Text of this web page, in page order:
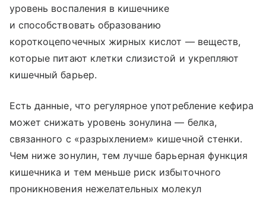
уровень воспаления в кишечнике
и способствовать образованию
короткоцепочечных жирных кислот — веществ,
которые питают клетки слизистой и укрепляют
кишечный барьер.
Есть данные, что регулярное употребление кефира
может снижать уровень зонулина — белка,
связанного с «разрыхлением» кишечной стенки.
Чем ниже зонулин, тем лучше барьерная функция
кишечника и тем меньше риск избыточного
проникновения нежелательных молекул